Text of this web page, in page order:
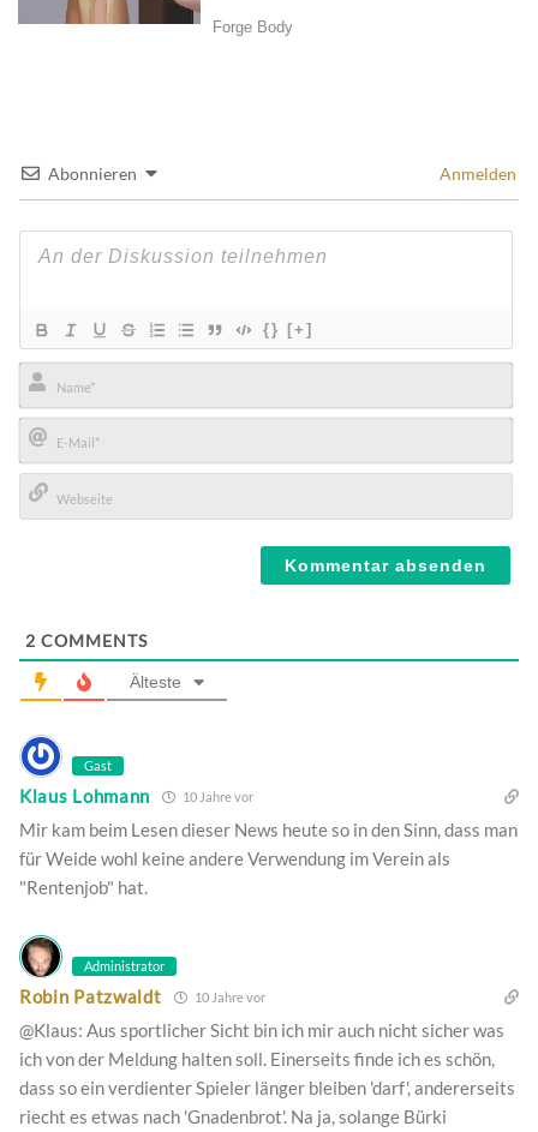
Abonnieren Anmelden
{} [+]
Name*
E-
Mail*
2 COMMENTS
Älteste
Gast
Klaus Lohmann 10 Jahre vor
Mir kam beim Lesen dieser News heute so in den Sinn, dass man
für Weide wohl keine andere Verwendung im Verein als
"Rentenjob" hat.
Administrator
Robin Patzwaldt 10 Jahre vor
@Klaus: Aus sportlicher Sicht bin ich mir auch nicht sicher was
ich von der Meldung halten soll. Einerseits finde ich es schön,
dass so ein verdienter Spieler länger bleiben 'darf', andererseits
riecht es etwas nach 'Gnadenbrot'. Na ja, solange Bürki